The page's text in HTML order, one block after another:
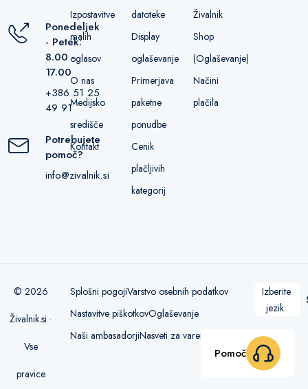
Pomoč
Ponedeljek
- Petek:
8.00 -
17.00
+386 51 25
49 91
Potrebujete
pomoč?
info@zivalnik.si
Izpostavitve
malih
oglasov
O nas
Medijsko
središče
Kontakt
datoteke
Display
oglaševanje
Primerjava
paketne
ponudbe
Cenik
plačljivih
kategorij
Živalnik
Shop
(Oglaševanje)
Načini
plačila
© 2026
Živalnik.si ·
Vse
pravice
Splošni pogojiVarstvo osebnih podatkov
Nastavitve piškotkovOglaševanje
Naši ambasadorjiNasveti za varen nakup
Izberite
jezik: